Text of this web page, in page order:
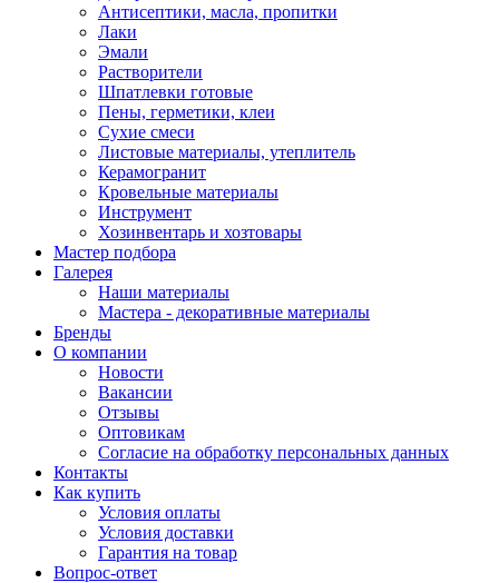
Антисептики, масла, пропитки
Лаки
Эмали
Растворители
Шпатлевки готовые
Пены, герметики, клеи
Сухие смеси
Листовые материалы, утеплитель
Керамогранит
Кровельные материалы
Инструмент
Хозинвентарь и хозтовары
Мастер подбора
Галерея
Наши материалы
Мастера - декоративные материалы
Бренды
О компании
Новости
Вакансии
Отзывы
Оптовикам
Cогласие на обработку персональных данных
Контакты
Как купить
Условия оплаты
Условия доставки
Гарантия на товар
Вопрос-ответ